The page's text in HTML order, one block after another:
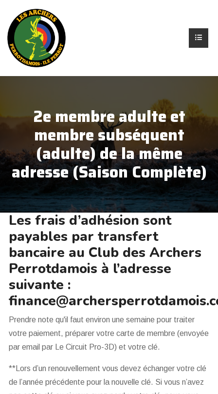
2e membre adulte et
membre subséquent
(adulte) de la même
adresse (Saison Complète)
Les frais d’adhésion sont
payables par transfert
bancaire au Club des Archers
Perrotdamois à l’adresse
suivante :
Prendre note qu'il faut environ une semaine pour traiter
votre paiement, préparer votre carte de membre (envoyée
par email par Le Circuit Pro-3D) et votre clé.
**Lors d’un renouvellement vous devez échanger votre clé
de l’année précédente pour la nouvelle clé. Si vous n’avez